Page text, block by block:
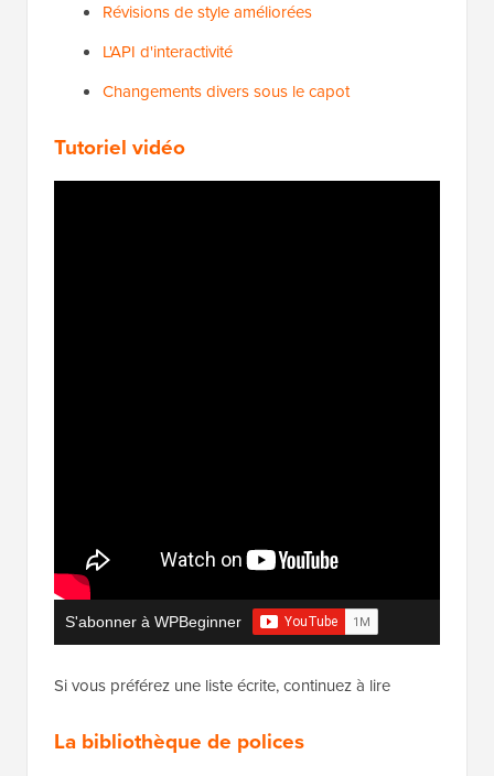
Révisions de style améliorées
L'API d'interactivité
Changements divers sous le capot
Tutoriel vidéo
S'abonner à WPBeginner
Si vous préférez une liste écrite, continuez à lire
La bibliothèque de polices